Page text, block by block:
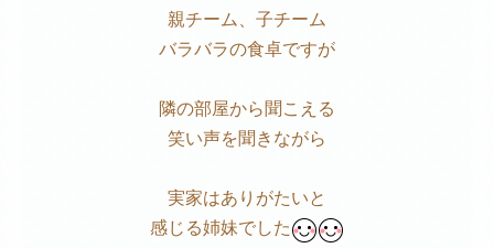
親チーム、子チーム
バラバラの食卓ですが
隣の部屋から聞こえる
笑い声を聞きながら
実家はありがたいと
感じる姉妹でした